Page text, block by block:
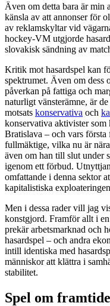
Även om detta bara är min
känsla av att annonser för
av reklamskyltar vid
hockey-VM utgjorde
slovakisk sändning av
Kritik mot hasardspel kan
spektrumet. Även om dess
påverkan på fattiga och
naturligt vänsterämne, är
motsats konservativa och
konservativa aktivister som
Bratislava – och vars första
fullmäktige, vilka nu är
även om han till slut under
igenom ett förbud.
omfattande i denna sektor
kapitalistiska
Men i dessa rader vill jag
konstgjord. Framför allt i
prekär arbetsmarknad och
hasardspel – och andra
intill identiska med
människor att klättra i
stabilitet.
Spel om